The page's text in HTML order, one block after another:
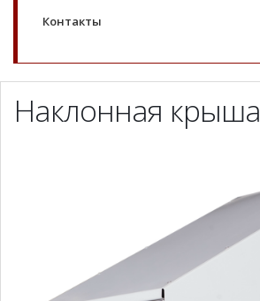
Контакты
Наклонная крыша